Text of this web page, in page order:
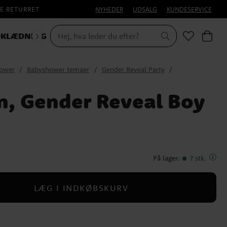
RETURRET NYHEDER UDSALG KUNDESERVICE
Babyshower temaer
Gender Reveal Party
Gender Reveal Boy
På lager: 7 stk.
LÆG I INDKØBSKURV